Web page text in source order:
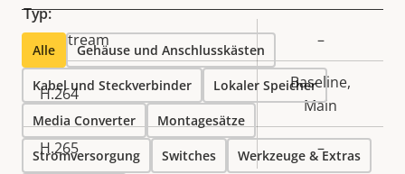
Eigentumsbeschreibung Eigentumswert
Zipstream –
H.264
Baseline,
Main
H.265 –
Typ:
Alle Gehäuse und Anschlusskästen
Kabel und Steckverbinder Lokaler Speicher
Media Converter Montagesätze
Stromversorgung Switches Werkzeuge & Extras